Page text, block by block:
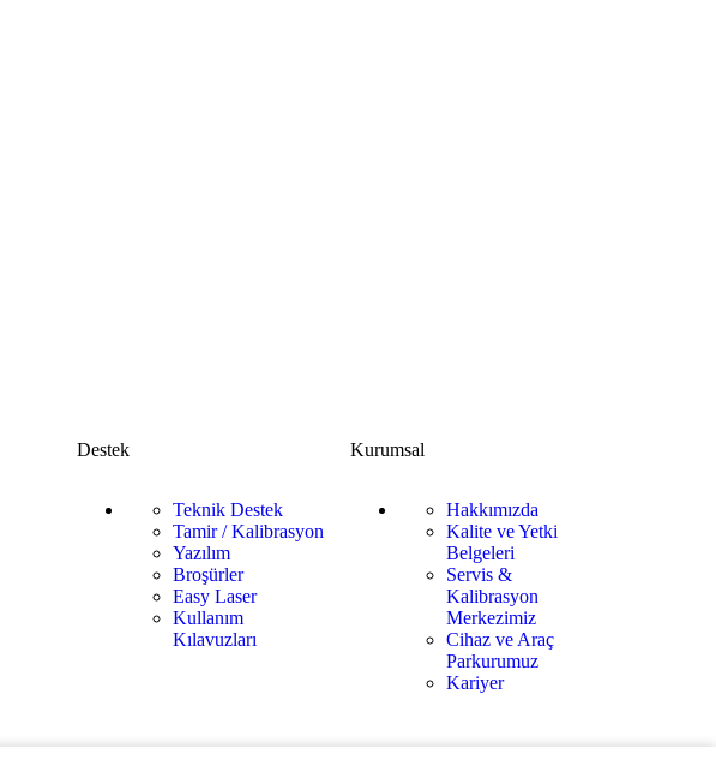
Destek
Teknik Destek
Tamir / Kalibrasyon
Yazılım
Broşürler
Easy Laser
Kullanım
Kılavuzları
Kurumsal
Hakkımızda
Kalite ve Yetki
Belgeleri
Servis &
Kalibrasyon
Merkezimiz
Cihaz ve Araç
Parkurumuz
Kariyer